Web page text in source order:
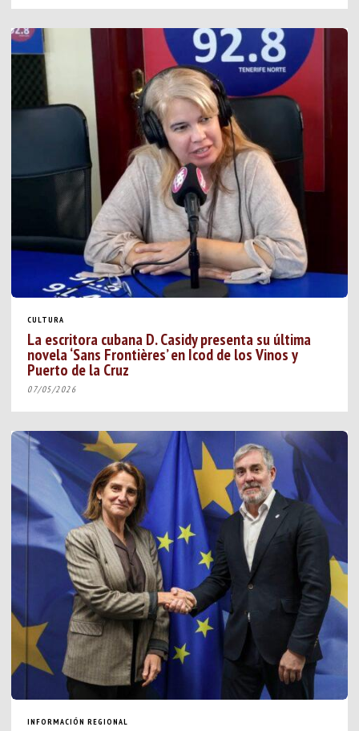
CULTURA
La escritora cubana D. Casidy presenta su última
novela ‘Sans Frontières’ en Icod de los Vinos y
Puerto de la Cruz
07/05/2026
INFORMACIÓN REGIONAL